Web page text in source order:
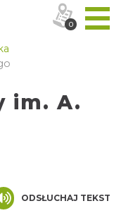
im. A.
ODSŁUCHAJ TEKST
0